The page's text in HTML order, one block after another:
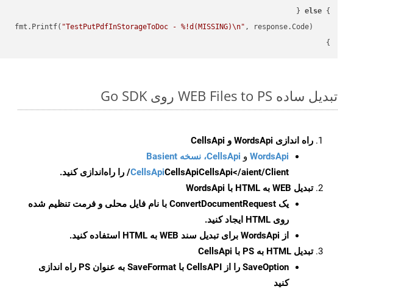
}
else
"TestPutPdfInStorageToDoc - %!d(MISSING)\n"
}
تبدیل ساده WEB Files to PS روی Go SDK
راه اندازی WordsApi و CellsApi
WordsApi و CellsApi، نسخه Basient
CellsApiCellsApiCellsApi</aient/Client/ را راه‌اندازی کنید.
تبدیل WEB به HTML با WordsApi
یک ConvertDocumentRequest با نام فایل محلی و فرمت تنظیم شده
روی HTML ایجاد کنید.
از WordsApi برای تبدیل سند WEB به HTML استفاده کنید.
تبدیل HTML به PS با CellsApi
SaveOption
را از CellsAPI با SaveFormat به عنوان PS راه اندازی
کنید